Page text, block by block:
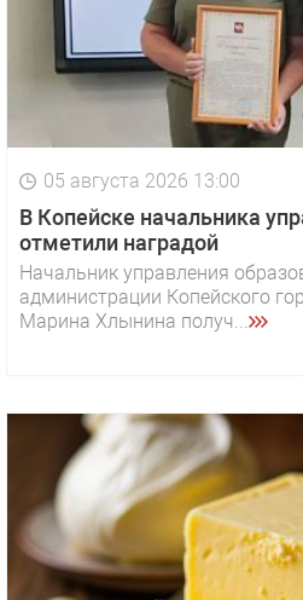
05 августа 2026 13:00
В Копейске начальника
отметили наградой
Начальник управления
администрации Копейского
Марина Хлынина получ...